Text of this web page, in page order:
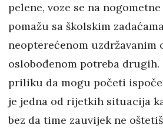
pelene, voze se na
pomažu sa školskim
neopterećenom uzdržavanim
oslobođenom potreba drugih.
priliku da mogu početi
je jedna od rijetkih situacija
bez da time zauvijek ne